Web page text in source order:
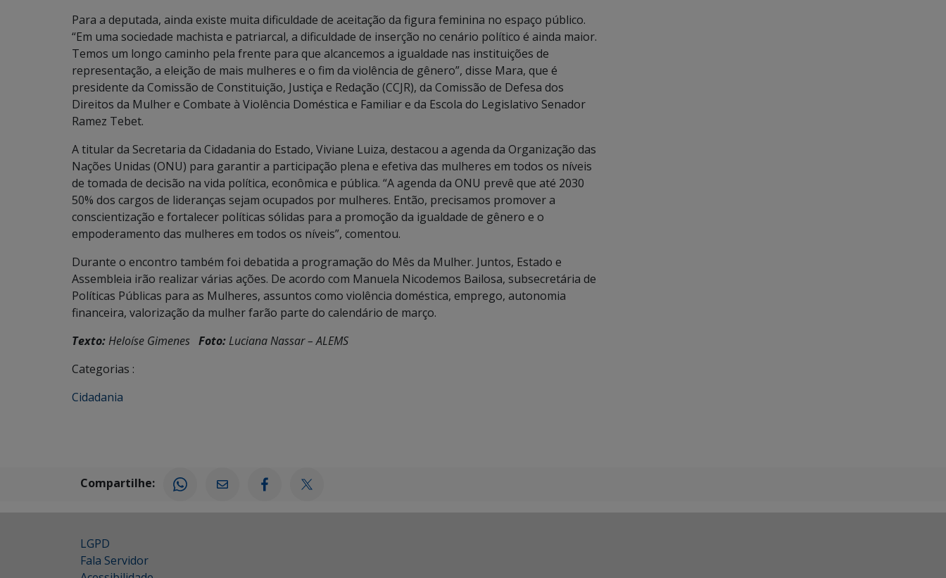
Para a deputada, ainda existe muita dificuldade de aceitação da figura feminina no espaço público.
“Em uma sociedade machista e patriarcal, a dificuldade de inserção no cenário político é ainda maior.
Temos um longo caminho pela frente para que alcancemos a igualdade nas instituições de
representação, a eleição de mais mulheres e o fim da violência de gênero”, disse Mara, que é
presidente da Comissão de Constituição, Justiça e Redação (CCJR), da Comissão de Defesa dos
Direitos da Mulher e Combate à Violência Doméstica e Familiar e da Escola do Legislativo Senador
Ramez Tebet.
A titular da Secretaria da Cidadania do Estado, Viviane Luiza, destacou a agenda da Organização das
Nações Unidas (ONU) para garantir a participação plena e efetiva das mulheres em todos os níveis
de tomada de decisão na vida política, econômica e pública. “A agenda da ONU prevê que até 2030
50% dos cargos de lideranças sejam ocupados por mulheres. Então, precisamos promover a
conscientização e fortalecer políticas sólidas para a promoção da igualdade de gênero e o
empoderamento das mulheres em todos os níveis”, comentou.
Durante o encontro também foi debatida a programação do Mês da Mulher. Juntos, Estado e
Assembleia irão realizar várias ações. De acordo com Manuela Nicodemos Bailosa, subsecretária de
Políticas Públicas para as Mulheres, assuntos como violência doméstica, emprego, autonomia
financeira, valorização da mulher farão parte do calendário de março.
Texto:Heloíse Gimenes Foto:Luciana Nassar – ALEMS
Categorias :
Cidadania
Compartilhe:
LGPD
Fala Servidor